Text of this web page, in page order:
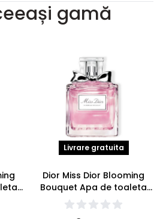
gamă
Livrare gratuita
Dior Miss Dior Blooming
Bouquet Apa de toaleta
100ml